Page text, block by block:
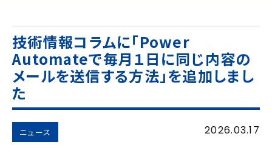
技術情報コラムに「Power
Automateで毎月１日に同じ内容の
メールを送信する方法」を追加しまし
た
ニュース 2026.03.17